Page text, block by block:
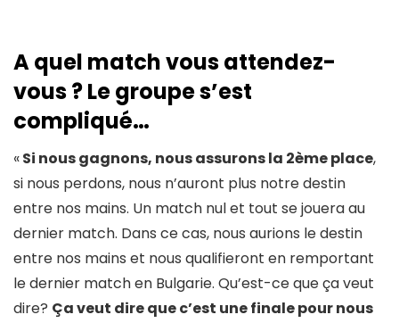
A quel match vous attendez-
vous ? Le groupe s’est
compliqué…
«Si nous gagnons, nous assurons la 2ème place,
si nous perdons, nous n’auront plus notre destin
entre nos mains. Un match nul et tout se jouera au
dernier match. Dans ce cas, nous aurions le destin
entre nos mains et nous qualifieront en remportant
le dernier match en Bulgarie. Qu’est-ce que ça veut
dire? Ça veut dire que c’est une finale pour nous